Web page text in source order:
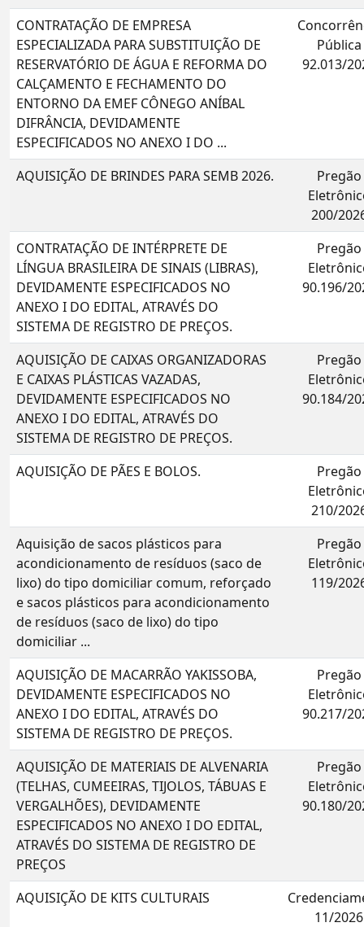
CONTRATAÇÃO DE EMPRESA
ESPECIALIZADA PARA SUBSTITUIÇÃO DE
RESERVATÓRIO DE ÁGUA E REFORMA DO
CALÇAMENTO E FECHAMENTO DO
ENTORNO DA EMEF CÔNEGO ANÍBAL
DIFRÂNCIA, DEVIDAMENTE
ESPECIFICADOS NO ANEXO I DO ...
Pública
92.013/
AQUISIÇÃO DE BRINDES PARA SEMB 2026.
Pregão
200/
CONTRATAÇÃO DE INTÉRPRETE DE
LÍNGUA BRASILEIRA DE SINAIS (LIBRAS),
DEVIDAMENTE ESPECIFICADOS NO
ANEXO I DO EDITAL, ATRAVÉS DO
SISTEMA DE REGISTRO DE PREÇOS.
Pregão
90.196/
AQUISIÇÃO DE CAIXAS ORGANIZADORAS
E CAIXAS PLÁSTICAS VAZADAS,
DEVIDAMENTE ESPECIFICADOS NO
ANEXO I DO EDITAL, ATRAVÉS DO
SISTEMA DE REGISTRO DE PREÇOS.
Pregão
90.184/
AQUISIÇÃO DE PÃES E BOLOS.
Pregão
210/
Aquisição de sacos plásticos para
acondicionamento de resíduos (saco de
lixo) do tipo domiciliar comum, reforçado
e sacos plásticos para acondicionamento
de resíduos (saco de lixo) do tipo
domiciliar ...
Pregão
119/
AQUISIÇÃO DE MACARRÃO YAKISSOBA,
DEVIDAMENTE ESPECIFICADOS NO
ANEXO I DO EDITAL, ATRAVÉS DO
SISTEMA DE REGISTRO DE PREÇOS.
Pregão
90.217/
AQUISIÇÃO DE MATERIAIS DE ALVENARIA
(TELHAS, CUMEEIRAS, TIJOLOS, TÁBUAS E
VERGALHÕES), DEVIDAMENTE
ESPECIFICADOS NO ANEXO I DO EDITAL,
ATRAVÉS DO SISTEMA DE REGISTRO DE
PREÇOS
Pregão
90.180/
AQUISIÇÃO DE KITS CULTURAIS
11/2026